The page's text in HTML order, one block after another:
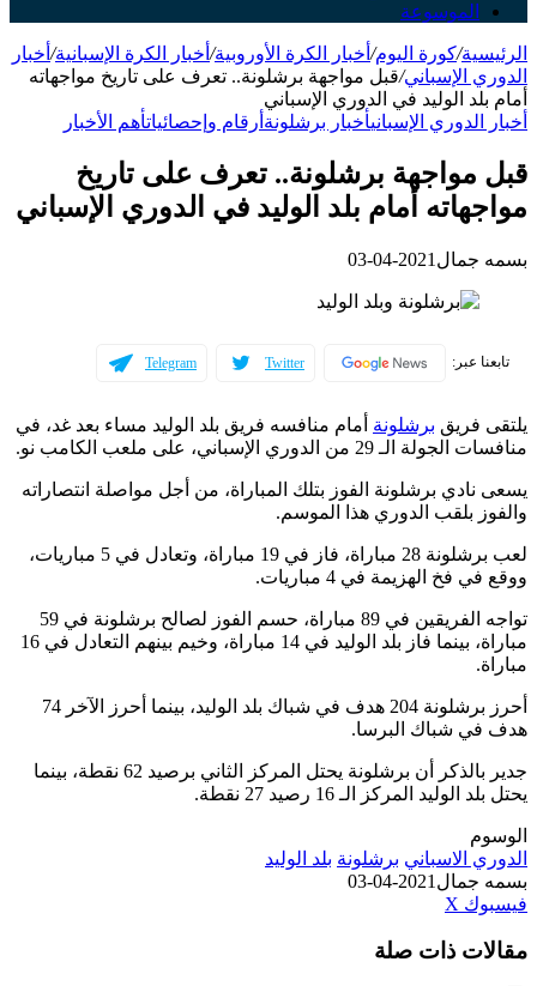
الموسوعة
الرئيسية/كورة اليوم/ أخبار الكرة الأوروبية/ أخبار الكرة الإسبانية/ أخبار
الدوري الإسباني/قبل مواجهة برشلونة.. تعرف على تاريخ مواجهاته
أمام بلد الوليد في الدوري الإسباني
أخبار الدوري الإسبانيأخبار برشلونة أرقام وإحصائياتأهم الأخبار
قبل مواجهة برشلونة.. تعرف على تاريخ
مواجهاته أمام بلد الوليد في الدوري الإسباني
بسمه جمال 2021-04-03
تابعنا عبر: Twitter
Telegram
يلتقى فريق برشلونة أمام منافسه فريق بلد الوليد مساء بعد غد، في
منافسات الجولة الـ 29 من الدوري الإسباني، على ملعب الكامب نو.
يسعى نادي برشلونة الفوز بتلك المباراة، من أجل مواصلة انتصاراته
والفوز بلقب الدوري هذا الموسم.
لعب برشلونة 28 مباراة، فاز في 19 مباراة، وتعادل في 5 مباريات،
ووقع في فخ الهزيمة في 4 مباريات.
تواجه الفريقين في 89 مباراة، حسم الفوز لصالح برشلونة في 59
مباراة، بينما فاز بلد الوليد في 14 مباراة، وخيم بينهم التعادل في 16
مباراة.
أحرز برشلونة 204 هدف في شباك بلد الوليد، بينما أحرز الآخر 74
هدف في شباك البرسا.
جدير بالذكر أن برشلونة يحتل المركز الثاني برصيد 62 نقطة، بينما
يحتل بلد الوليد المركز الـ 16 رصيد 27 نقطة.
الوسوم
الدوري الاسباني برشلونة بلد الوليد
بسمه جمال 2021-04-03
فيسبوك ‫X
البريد
مقالات ذات صلة